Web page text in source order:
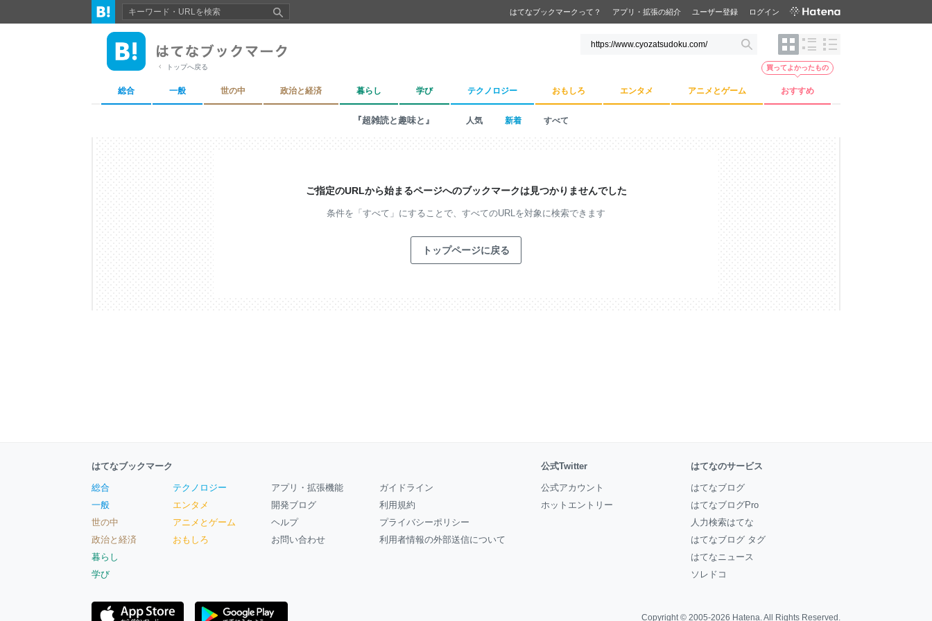
はてなブックマークって？ アプリ・拡張の紹介 ユーザー登録 ログイン
トップへ戻る
総合 一般 世の中 政治と経済 暮らし 学び テクノロジー おもしろ エンタメ アニメとゲーム おすすめ
買ってよかったもの
『超雑読と趣味と』 人気 新着 すべて
ご指定のURLから始まるページへのブックマークは見つかりませんでした
条件を「すべて」にすることで、 すべてのURLを対象に検索できます
トップページに戻る
はてなブックマーク
総合
一般
世の中
政治と経済
暮らし
学び
テクノロジー
エンタメ
アニメとゲーム
おもしろ
アプリ・拡張機能
開発ブログ
ヘルプ
お問い合わせ
ガイドライン
利用規約
プライバシーポリシー
利用者情報の外部送信について
公式Twitter
公式アカウント
ホットエントリー
はてなのサービス
はてなブログ
はてなブログPro
人力検索はてな
はてなブログ タグ
はてなニュース
ソレドコ
Copyright © 2005-2026 Hatena. All Rights Reserved.